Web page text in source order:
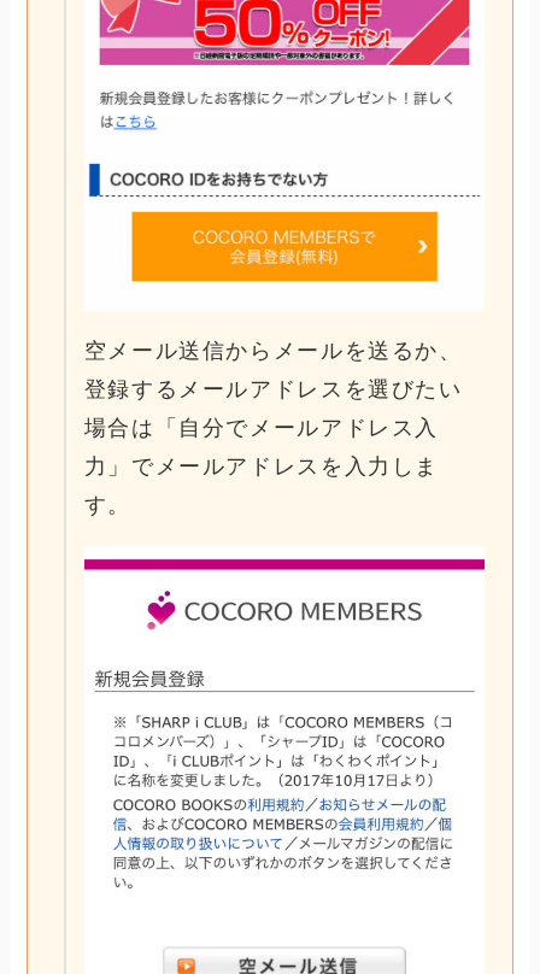
空メール送信からメールを送るか、
登録するメールアドレスを選びたい
場合は「自分でメールアドレス入
力」でメールアドレスを入力しま
す。